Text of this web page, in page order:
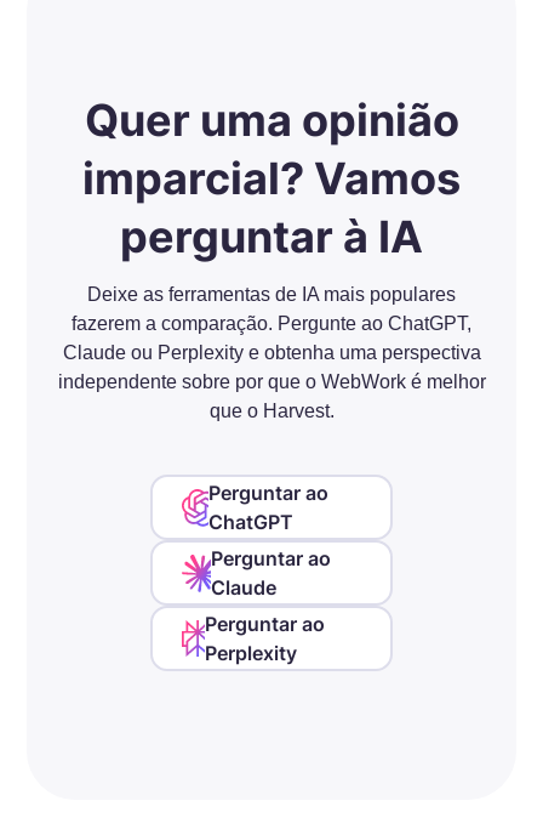
Quer uma opinião
imparcial? Vamos
perguntar à IA
Deixe as ferramentas de IA mais populares
fazerem a comparação. Pergunte ao ChatGPT,
Claude ou Perplexity e obtenha uma perspectiva
independente sobre por que o WebWork é melhor
que o Harvest.
Perguntar ao
ChatGPT
Perguntar ao
Claude
Perguntar ao
Perplexity